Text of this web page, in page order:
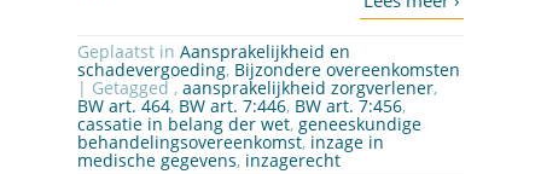
Geplaatst in Aansprakelijkheid en
schadevergoeding, Bijzondere overeenkomsten
| Getagged , aansprakelijkheid zorgverlener,
BW art. 464, BW art. 7:446, BW art. 7:456,
cassatie in belang der wet, geneeskundige
behandelingsovereenkomst, inzage in
medische gegevens, inzagerecht